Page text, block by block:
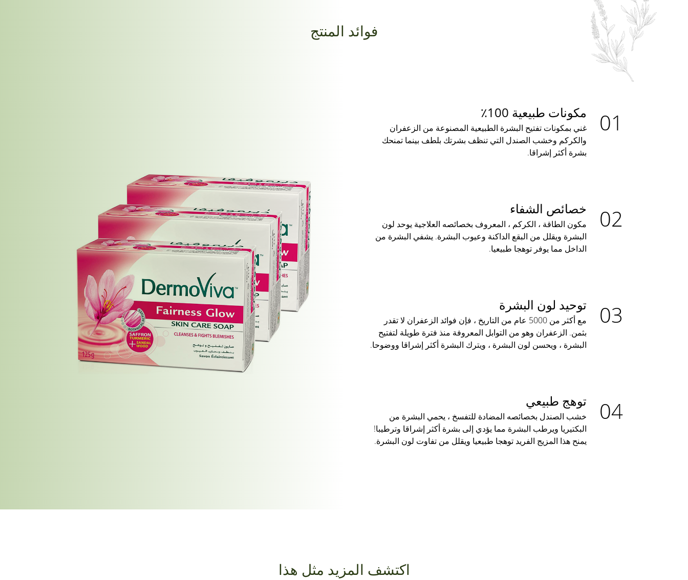
فوائد المنتج
مكونات طبيعية 100٪
غني بمكونات تفتيح البشرة الطبيعية المصنوعة من الزعفران
والكركم وخشب الصندل التي تنظف بشرتك بلطف بينما تمنحك
بشرة أكثر إشراقا.
خصائص الشفاء
مكون الطاقة ، الكركم ، المعروف بخصائصه العلاجية يوحد لون
البشرة ويقلل من البقع الداكنة وعيوب البشرة. يشفي البشرة من
الداخل مما يوفر توهجا طبيعيا.
توحيد لون البشرة
مع أكثر من 5000 عام من التاريخ ، فإن فوائد الزعفران لا تقدر
بثمن. الزعفران وهو من التوابل المعروفة منذ فترة طويلة لتفتيح
البشرة ، ويحسن لون البشرة ، ويترك البشرة أكثر إشراقا ووضوحا.
توهج طبيعي
خشب الصندل بخصائصه المضادة للتفسخ ، يحمي البشرة من
البكتيريا ويرطب البشرة مما يؤدي إلى بشرة أكثر إشراقا وترطيبا!
يمنح هذا المزيج الفريد توهجا طبيعيا ويقلل من تفاوت لون البشرة.
اكتشف المزيد مثل هذا